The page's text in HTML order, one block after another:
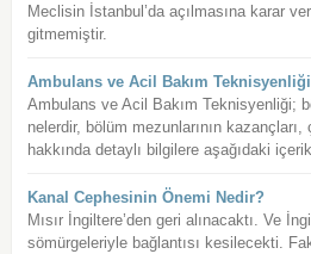
Meclisin İstanbul’da açılmasına karar
gitmemiştir.
Ambulans ve Acil Bakım
Ambulans ve Acil Bakım Teknisyenliği;
nelerdir, bölüm mezunlarının
hakkında detaylı bilgilere aşağıdaki
Kanal Cephesinin Önemi Nedir?
Mısır İngiltere’den geri alınacaktı. Ve
sömürgeleriyle bağlantısı kesilecekti.